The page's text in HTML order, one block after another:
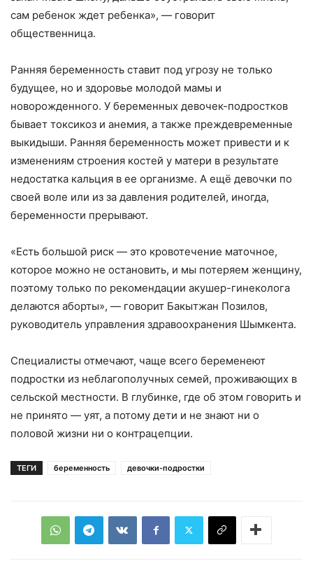
сам ребенок ждет ребенка», — говорит
общественница.
Ранняя беременность ставит под угрозу не только
будущее, но и здоровье молодой мамы и
новорожденного. У беременных девочек-подростков
бывает токсикоз и анемия, а также преждевременные
выкидыши. Ранняя беременность может привести и к
изменениям строения костей у матери в результате
недостатка кальция в ее организме. А ещё девочки по
своей воле или из за давления родителей, иногда,
беременности прерывают.
«Есть большой риск — это кровотечение маточное,
которое можно не остановить, и мы потеряем женщину,
поэтому только по рекомендации акушер-гинеколога
делаются аборты», — говорит Бакытжан Позилов,
руководитель управления здравоохранения Шымкента.
Специалисты отмечают, чаще всего беременеют
подростки из неблагополучных семей, проживающих в
сельской местности. В глубинке, где об этом говорить и
не принято — уят, а потому дети и не знают ни о
половой жизни ни о контрацепции.
ТЕГИ беременность девочки-подростки